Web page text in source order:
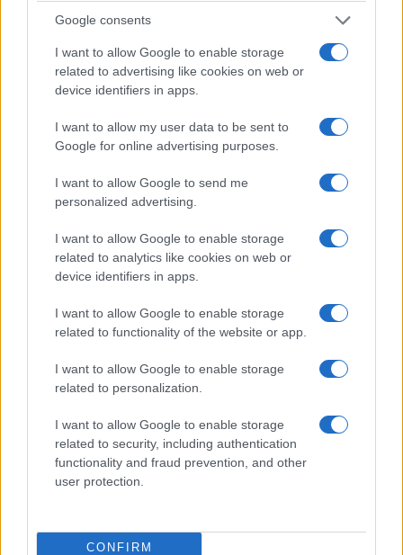
Google consents
I want to allow Google to enable storage
related to advertising like cookies on web or
device identifiers in apps.
I want to allow my user data to be sent to
Google for online advertising purposes.
I want to allow Google to send me
personalized advertising.
I want to allow Google to enable storage
related to analytics like cookies on web or
device identifiers in apps.
I want to allow Google to enable storage
related to functionality of the website or app.
I want to allow Google to enable storage
related to personalization.
I want to allow Google to enable storage
related to security, including authentication
functionality and fraud prevention, and other
user protection.
CONFIRM
ΕΚΔΗΛΩΣΕΙΣ
Μεγάλη ποντιακή βραδιά από τον Πολιτιστικό
Σύλλογο Οινόης Κοζάνης «Χρύσανθος»